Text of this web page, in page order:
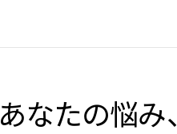
あなたの悩み